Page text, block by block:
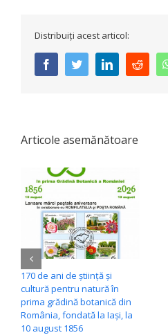
Distribuiți acest articol:
facebooktwitter linkedinreddit
Articole asemănătoare
170 de ani de știință și
cultură pentru natură în
prima grădină botanică din
România, fondată la Iași, la
10 august 1856